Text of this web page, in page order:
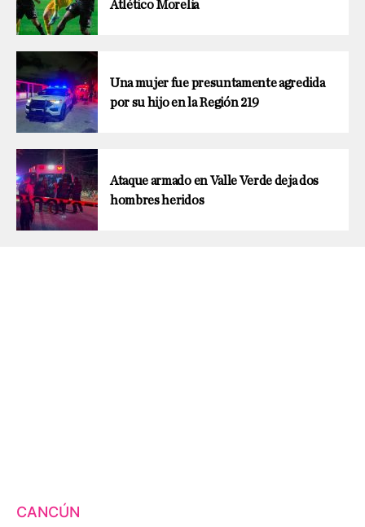
Atlético Morelia
Una mujer fue presuntamente agredida
por su hijo en la Región 219
Ataque armado en Valle Verde deja dos
hombres heridos
CANCÚN